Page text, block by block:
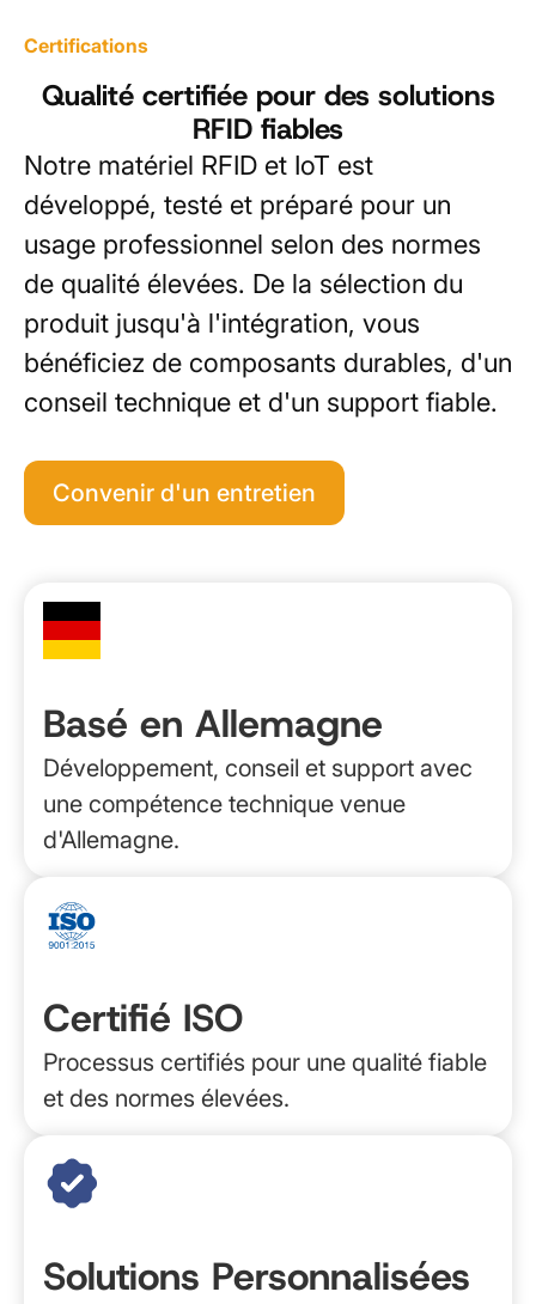
Certifications
Qualité certifiée pour des solutions
RFID fiables
Notre matériel RFID et IoT est
développé, testé et préparé pour un
usage professionnel selon des normes
de qualité élevées. De la sélection du
produit jusqu'à l'intégration, vous
bénéficiez de composants durables, d'un
conseil technique et d'un support fiable.
Convenir d'un entretien
Basé en Allemagne
Développement, conseil et support avec
une compétence technique venue
d'Allemagne.
Certifié ISO
Processus certifiés pour une qualité fiable
et des normes élevées.
Solutions Personnalisées